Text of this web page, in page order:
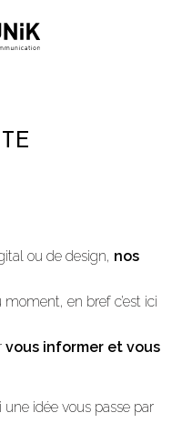
ou de design, nos
en bref c’est ici
vous informer et vous
une idée vous passe par